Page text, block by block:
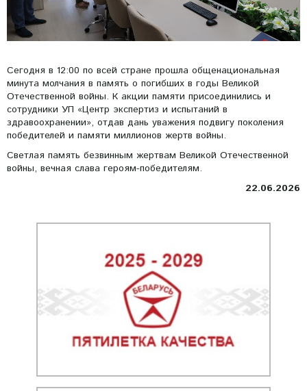
Сегодня в 12:00 по всей стране прошла общенациональная
минута молчания в память о погибших в годы Великой
Отечественной войны. К акции памяти присоединились и
сотрудники УП «Центр экспертиз и испытаний в
здравоохранении», отдав дань уважения подвигу поколения
победителей и памяти миллионов жертв войны.
Светлая память безвинным жертвам Великой Отечественной
войны, вечная слава героям-победителям.
22.06.2026